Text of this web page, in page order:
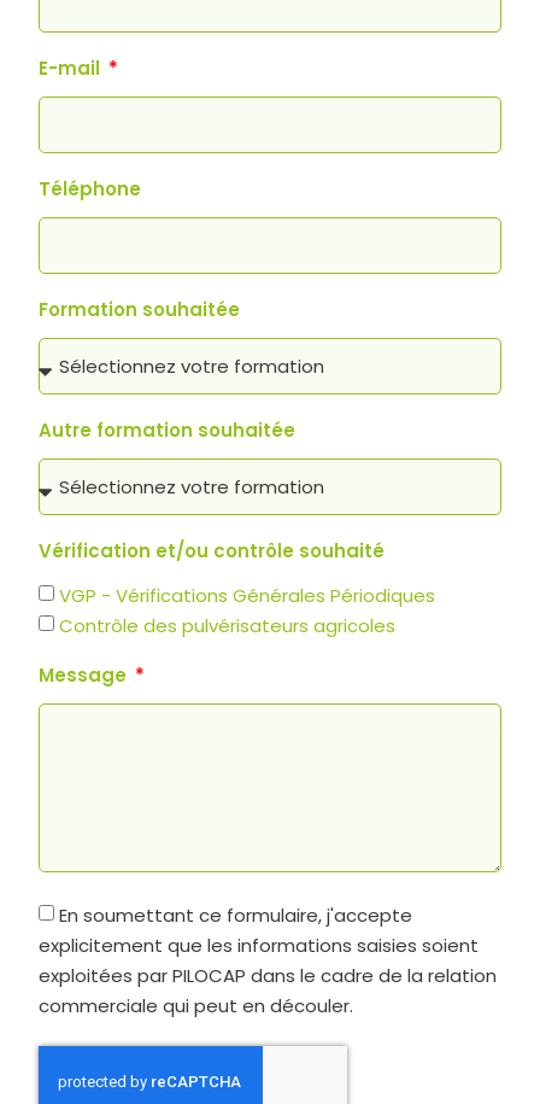
E-mail
Téléphone
Formation souhaitée
Autre formation souhaitée
Vérification et/ou contrôle souhaité
VGP - Vérifications Générales Périodiques
Contrôle des pulvérisateurs agricoles
Message
En soumettant ce formulaire, j'accepte
explicitement que les informations saisies soient
exploitées par PILOCAP dans le cadre de la relation
commerciale qui peut en découler.